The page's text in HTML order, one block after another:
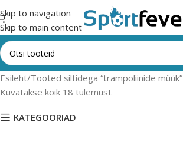
Skip to navigation
Skip to main content
Esileht Tooted siltidega “trampoliinide müük”
Kuvatakse kõik 18 tulemust
KATEGOORIAD